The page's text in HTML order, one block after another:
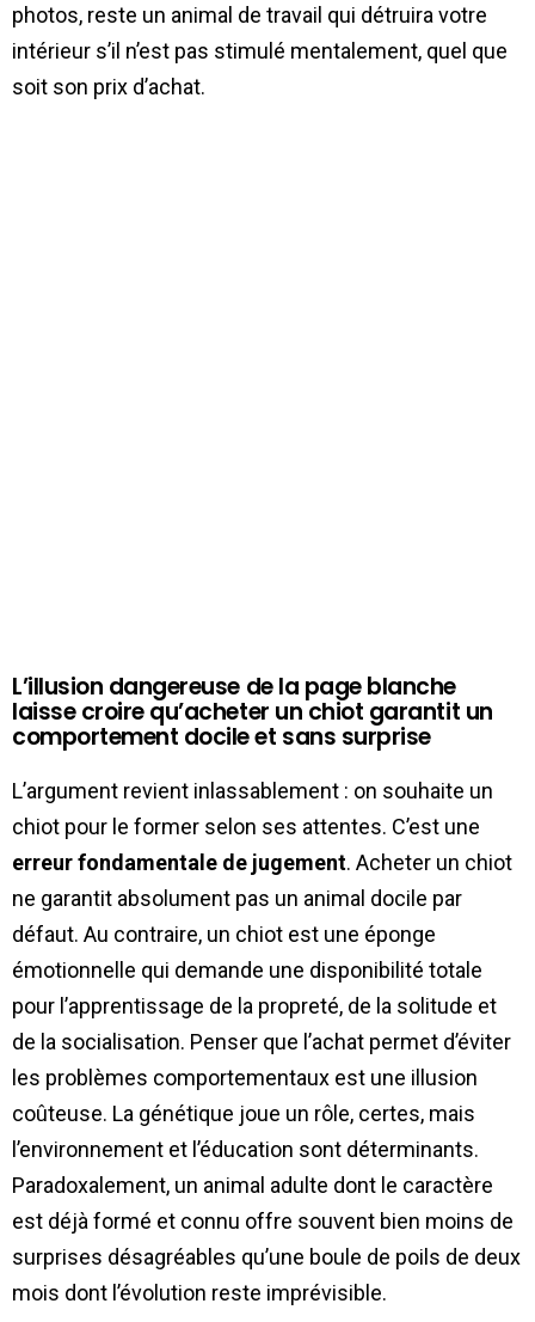
photos, reste un animal de travail qui détruira votre
intérieur s’il n’est pas stimulé mentalement, quel que
soit son prix d’achat.
L’illusion dangereuse de la page blanche
laisse croire qu’acheter un chiot garantit un
comportement docile et sans surprise
L’argument revient inlassablement : on souhaite un
chiot pour le former selon ses attentes. C’est une
erreur fondamentale de jugement. Acheter un chiot
ne garantit absolument pas un animal docile par
défaut. Au contraire, un chiot est une éponge
émotionnelle qui demande une disponibilité totale
pour l’apprentissage de la propreté, de la solitude et
de la socialisation. Penser que l’achat permet d’éviter
les problèmes comportementaux est une illusion
coûteuse. La génétique joue un rôle, certes, mais
l’environnement et l’éducation sont déterminants.
Paradoxalement, un animal adulte dont le caractère
est déjà formé et connu offre souvent bien moins de
surprises désagréables qu’une boule de poils de deux
mois dont l’évolution reste imprévisible.